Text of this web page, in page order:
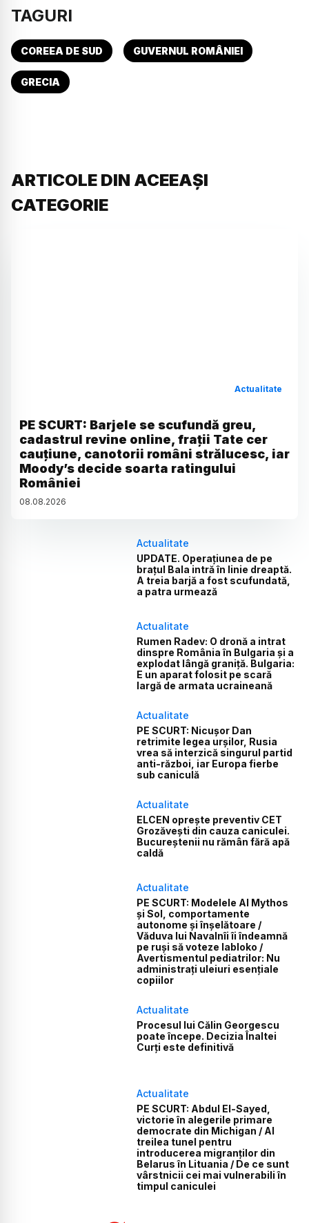
TAGURI
COREEA DE SUD GUVERNUL ROMÂNIEI
GRECIA
ARTICOLE DIN ACEEAȘI
CATEGORIE
Actualitate
PE SCURT: Barjele se scufundă greu,
cadastrul revine online, frații Tate cer
cauțiune, canotorii români strălucesc, iar
Moody’s decide soarta ratingului
României
08.08.2026
Actualitate
UPDATE. Operațiunea de pe
brațul Bala intră în linie dreaptă.
A treia barjă a fost scufundată,
a patra urmează
Actualitate
Rumen Radev: O dronă a intrat
dinspre România în Bulgaria și a
explodat lângă graniță. Bulgaria:
E un aparat folosit pe scară
largă de armata ucraineană
Actualitate
PE SCURT: Nicușor Dan
retrimite legea urșilor, Rusia
vrea să interzică singurul partid
anti-război, iar Europa fierbe
sub caniculă
Actualitate
ELCEN oprește preventiv CET
Grozăvești din cauza caniculei.
Bucureștenii nu rămân fără apă
caldă
Actualitate
PE SCURT: Modelele AI Mythos
și Sol, comportamente
autonome și înșelătoare /
Văduva lui Navalnîi îi îndeamnă
pe ruși să voteze Iabloko /
Avertismentul pediatrilor: Nu
administrați uleiuri esențiale
copiilor
Actualitate
Procesul lui Călin Georgescu
poate începe. Decizia Înaltei
Curți este definitivă
Actualitate
PE SCURT: Abdul El-Sayed,
victorie în alegerile primare
democrate din Michigan / Al
treilea tunel pentru
introducerea migranților din
Belarus în Lituania / De ce sunt
vârstnicii cei mai vulnerabili în
timpul caniculei